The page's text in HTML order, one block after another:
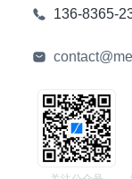
136-8365-